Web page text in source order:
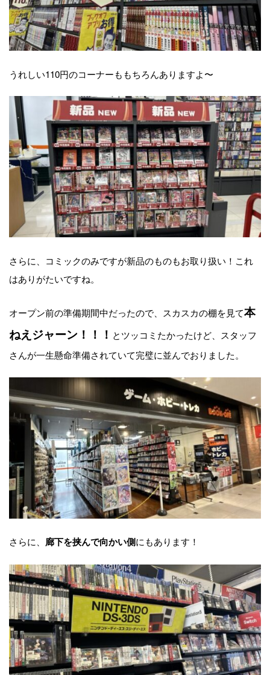
うれしい110円のコーナーももちろんありますよ〜
さらに、コミックのみですが新品のものもお取り扱い！これ
はありがたいですね。
オープン前の準備期間中だったので、スカスカの棚を見て本
ねえジャーン！！！ とツッコミたかったけど、スタッフ
さんが一生懸命準備されていて完璧に並んでおりました。
さらに、 廊下を挟んで向かい側にもあります！